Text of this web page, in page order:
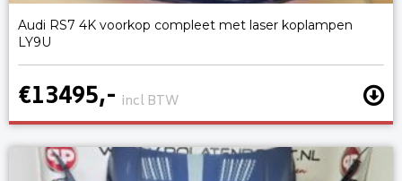
Audi RS7 4K voorkop compleet met laser koplampen
LY9U
€13495,- incl BTW